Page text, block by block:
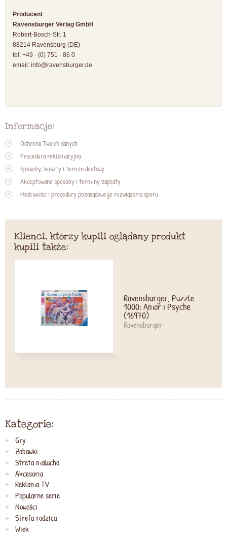
Producent:
Ravensburger Verlag GmbH
Robert-Bosch-Str. 1
88214 Ravensburg (DE)
tel: +49 - (0) 751 - 86 0
email: info@ravensburger.de
Informacje:
Ochrona Twoich danych
Procedura reklamacyjna
Sposoby, koszty i termin dostawy
Akceptowane sposoby i terminy zapłaty
Możliwości i procedury pozasądowego rozwiązania sporu
Klienci, którzy kupili oglądany produkt
kupili także:
Ravensburger, Puzzle
1000: Amor i Psyche
(16970)
Ravensburger
Kategorie:
Gry
Zabawki
Strefa malucha
Akcesoria
Reklama TV
Popularne serie
Nowości
Strefa rodzica
Wiek